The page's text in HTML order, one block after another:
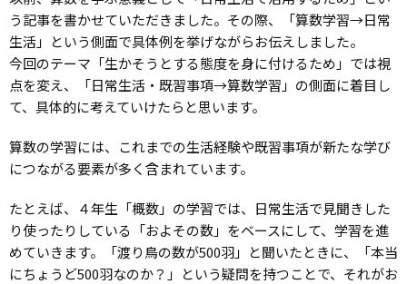
う記事を書かせていただきました。その際、「算数学習→日常
生活」という側面で具体例を挙げながらお伝えしました。
今回のテーマ「生かそうとする態度を身に付けるため」では視
点を変え、「日常生活・既習事項→算数学習」の側面に着目し
て、具体的に考えていけたらと思います。
算数の学習には、これまでの生活経験や既習事項が新たな学び
につながる要素が多く含まれています。
たとえば、４年生「概数」の学習では、日常生活で見聞きした
り使ったりしている「およその数」をベースにして、学習を進
めていきます。「渡り鳥の数が500羽」と聞いたときに、「本当
にちょうど500羽なのか？」という疑問を持つことで、それがお